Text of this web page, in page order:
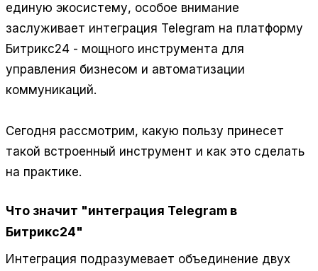
единую экосистему, особое внимание
заслуживает интеграция Telegram на платформу
Битрикс24 - мощного инструмента для
управления бизнесом и автоматизации
коммуникаций.
Сегодня рассмотрим, какую пользу принесет
такой встроенный инструмент и как это сделать
на практике.
Что значит "интеграция Telegram в
Битрикс24"
Интеграция подразумевает объединение двух